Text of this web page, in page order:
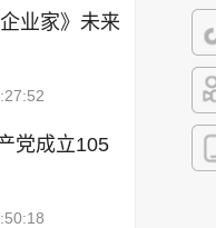
微
抖
快
业家》未来
党成立105